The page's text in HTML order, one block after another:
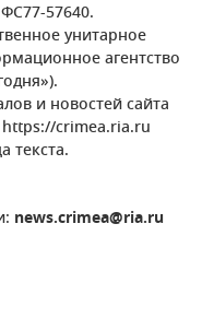
57640.
унитарное
агентство
и новостей сайта
crimea.ria.ru
текста.
news.crimea@ria.ru